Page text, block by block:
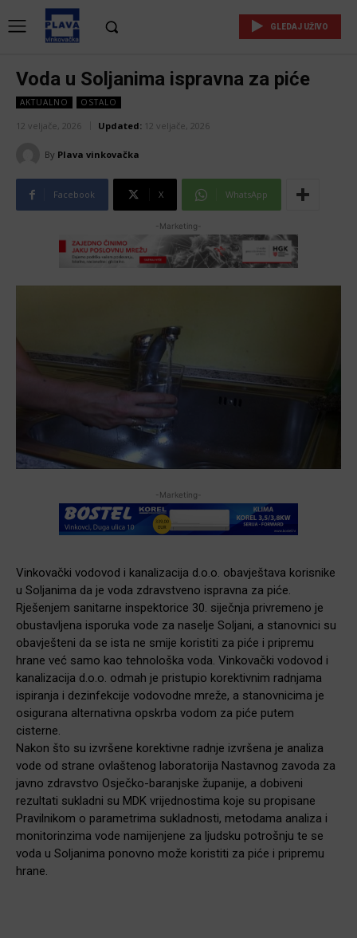
GLEDAJ UŽIVO
Voda u Soljanima ispravna za piće
AKTUALNO OSTALO
12 veljače, 2026 Updated: 12 veljače, 2026
By Plava vinkovačka
Facebook X WhatsApp
-Marketing-
-Marketing-
Vinkovački vodovod i kanalizacija d.o.o. obavještava korisnike
u Soljanima da je voda zdravstveno ispravna za piće.
Rješenjem sanitarne inspektorice 30. siječnja privremeno je
obustavljena isporuka vode za naselje Soljani, a stanovnici su
obavješteni da se ista ne smije koristiti za piće i pripremu
hrane već samo kao tehnološka voda. Vinkovački vodovod i
kanalizacija d.o.o. odmah je pristupio korektivnim radnjama
ispiranja i dezinfekcije vodovodne mreže, a stanovnicima je
osigurana alternativna opskrba vodom za piće putem
cisterne.
Nakon što su izvršene korektivne radnje izvršena je analiza
vode od strane ovlaštenog laboratorija Nastavnog zavoda za
javno zdravstvo Osječko-baranjske županije, a dobiveni
rezultati sukladni su MDK vrijednostima koje su propisane
Pravilnikom o parametrima sukladnosti, metodama analiza i
monitorinzima vode namijenjene za ljudsku potrošnju te se
voda u Soljanima ponovno može koristiti za piće i pripremu
hrane.